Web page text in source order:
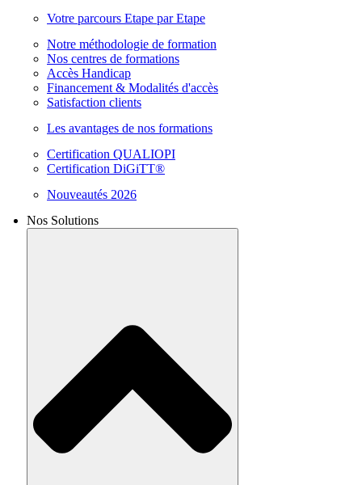
Votre parcours Etape par Etape
Notre méthodologie de formation
Nos centres de formations
Accès Handicap
Financement & Modalités d'accès
Satisfaction clients
Les avantages de nos formations
Certification QUALIOPI
Certification DiGiTT®
Nouveautés 2026
Nos Solutions